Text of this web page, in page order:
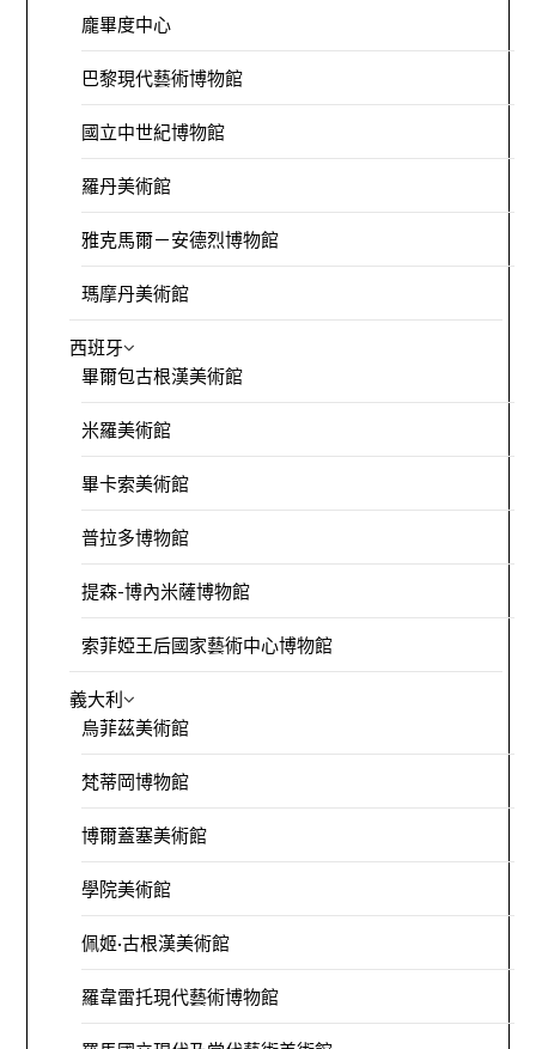
龐畢度中心
巴黎現代藝術博物館
國立中世紀博物館
羅丹美術館
雅克馬爾－安德烈博物館
瑪摩丹美術館
西班牙
畢爾包古根漢美術館
米羅美術館
畢卡索美術館
普拉多博物館
提森-博內米薩博物館
索菲婭王后國家藝術中心博物館
義大利
烏菲茲美術館
梵蒂岡博物館
博爾蓋塞美術館
學院美術館
佩姬·古根漢美術館
羅韋雷托現代藝術博物館